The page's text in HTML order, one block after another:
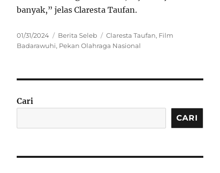
banyak,” jelas Claresta Taufan.
Posted
on
01/31/2024 Categories
Berita Seleb Tags
Claresta Taufan, Film
Badarawuhi, Pekan Olahraga Nasional
Cari
CARI